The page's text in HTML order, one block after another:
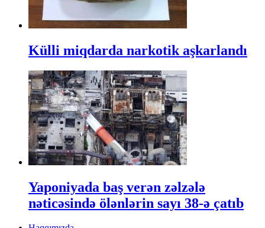
Külli miqdarda narkotik aşkarlandı
Yaponiyada baş verən zəlzələ
nəticəsində ölənlərin sayı 38-ə çatıb